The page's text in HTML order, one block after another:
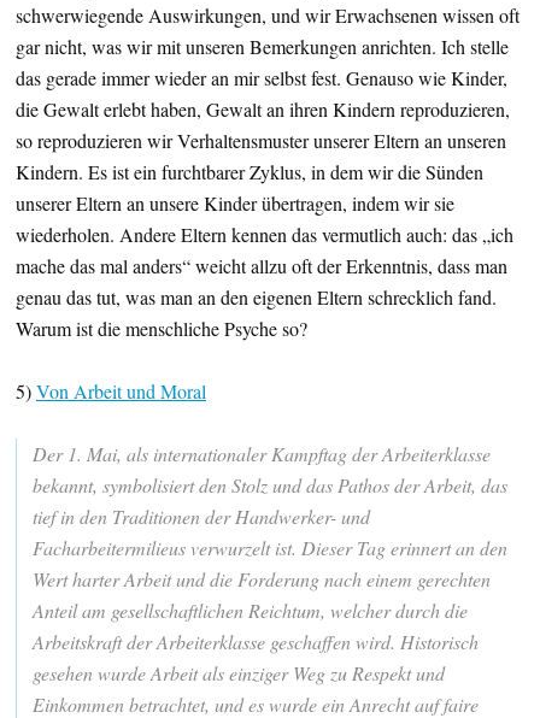
schwerwiegende Auswirkungen, und wir Erwachsenen wissen oft
gar nicht, was wir mit unseren Bemerkungen anrichten. Ich stelle
das gerade immer wieder an mir selbst fest. Genauso wie Kinder,
die Gewalt erlebt haben, Gewalt an ihren Kindern reproduzieren,
so reproduzieren wir Verhaltensmuster unserer Eltern an unseren
Kindern. Es ist ein furchtbarer Zyklus, in dem wir die Sünden
unserer Eltern an unsere Kinder übertragen, indem wir sie
wiederholen. Andere Eltern kennen das vermutlich auch: das „ich
mache das mal anders“ weicht allzu oft der Erkenntnis, dass man
genau das tut, was man an den eigenen Eltern schrecklich fand.
Warum ist die menschliche Psyche so?
5)Von Arbeit und Moral
Der 1. Mai, als internationaler Kampftag der Arbeiterklasse
bekannt, symbolisiert den Stolz und das Pathos der Arbeit, das
tief in den Traditionen der Handwerker- und
Facharbeitermilieus verwurzelt ist. Dieser Tag erinnert an den
Wert harter Arbeit und die Forderung nach einem gerechten
Anteil am gesellschaftlichen Reichtum, welcher durch die
Arbeitskraft der Arbeiterklasse geschaffen wird. Historisch
gesehen wurde Arbeit als einziger Weg zu Respekt und
Einkommen betrachtet, und es wurde ein Anrecht auf faire